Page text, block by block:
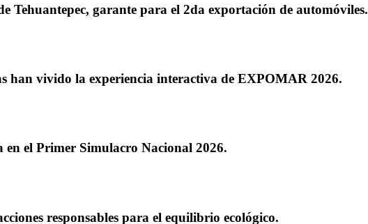
Tehuantepec, garante para el 2da exportación de automóviles.
han vivido la experiencia interactiva de EXPOMAR 2026.
el Primer Simulacro Nacional 2026.
responsables para el equilibrio ecológico.